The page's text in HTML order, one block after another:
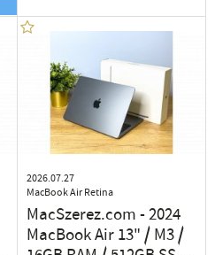
2026.07.27
MacBook Air Retina
MacSzerez.com - 2024
MacBook Air 13" / M3 /